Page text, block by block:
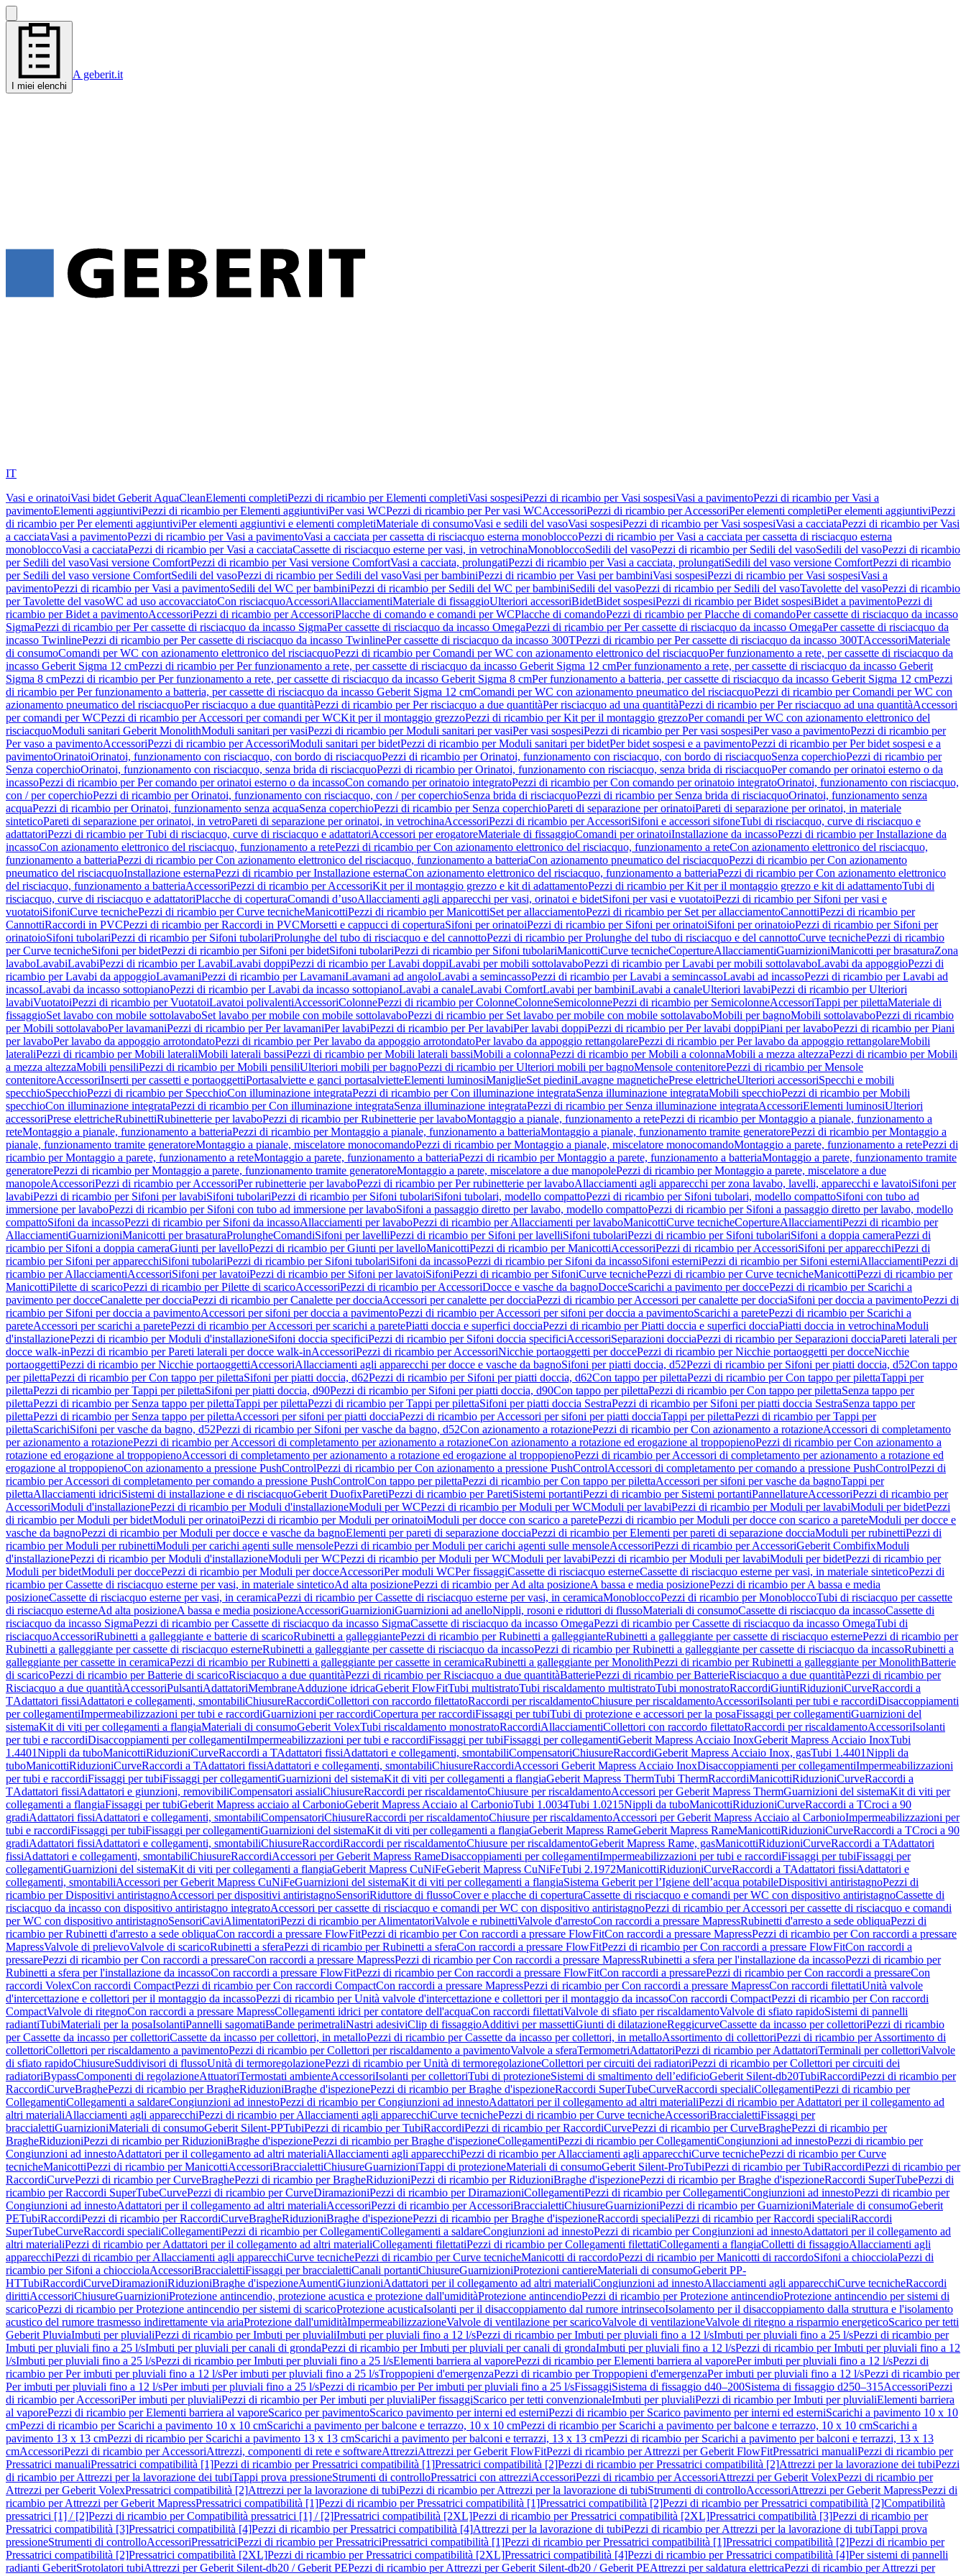
I miei elenchi
A geberit.it
IT
Vasi e orinatoiVasi bidet Geberit AquaCleanElementi completiPezzi di ricambio per Elementi completiVasi sospesiPezzi di ricambio per Vasi sospesiVasi a pavimentoPezzi di ricambio per Vasi a
pavimentoElementi aggiuntiviPezzi di ricambio per Elementi aggiuntiviPer vasi WCPezzi di ricambio per Per vasi WCAccessoriPezzi di ricambio per AccessoriPer elementi completiPer elementi aggiuntiviPezzi
di ricambio per Per elementi aggiuntiviPer elementi aggiuntivi e elementi completiMateriale di consumoVasi e sedili del vasoVasi sospesiPezzi di ricambio per Vasi sospesiVasi a cacciataPezzi di ricambio per Vasi
a cacciataVasi a pavimentoPezzi di ricambio per Vasi a pavimentoVasi a cacciata per cassetta di risciacquo esterna monobloccoPezzi di ricambio per Vasi a cacciata per cassetta di risciacquo esterna
monobloccoVasi a cacciataPezzi di ricambio per Vasi a cacciataCassette di risciacquo esterne per vasi, in vetrochinaMonobloccoSedili del vasoPezzi di ricambio per Sedili del vasoSedili del vasoPezzi di ricambio
per Sedili del vasoVasi versione ComfortPezzi di ricambio per Vasi versione ComfortVasi a cacciata, prolungatiPezzi di ricambio per Vasi a cacciata, prolungatiSedili del vaso versione ComfortPezzi di ricambio
per Sedili del vaso versione ComfortSedili del vasoPezzi di ricambio per Sedili del vasoVasi per bambiniPezzi di ricambio per Vasi per bambiniVasi sospesiPezzi di ricambio per Vasi sospesiVasi a
pavimentoPezzi di ricambio per Vasi a pavimentoSedili del WC per bambiniPezzi di ricambio per Sedili del WC per bambiniSedili del vasoPezzi di ricambio per Sedili del vasoTavolette del vasoPezzi di ricambio
per Tavolette del vasoWC ad uso accovacciatoCon risciacquoAccessoriAllacciamentiMateriale di fissaggioUlteriori accessoriBidetBidet sospesiPezzi di ricambio per Bidet sospesiBidet a pavimentoPezzi di
ricambio per Bidet a pavimentoAccessoriPezzi di ricambio per AccessoriPlacche di comando e comandi per WCPlacche di comandoPezzi di ricambio per Placche di comandoPer cassette di risciacquo da incasso
SigmaPezzi di ricambio per Per cassette di risciacquo da incasso SigmaPer cassette di risciacquo da incasso OmegaPezzi di ricambio per Per cassette di risciacquo da incasso OmegaPer cassette di risciacquo da
incasso TwinlinePezzi di ricambio per Per cassette di risciacquo da incasso TwinlinePer cassette di risciacquo da incasso 300TPezzi di ricambio per Per cassette di risciacquo da incasso 300TAccessoriMateriale
di consumoComandi per WC con azionamento elettronico del risciacquoPezzi di ricambio per Comandi per WC con azionamento elettronico del risciacquoPer funzionamento a rete, per cassette di risciacquo da
incasso Geberit Sigma 12 cmPezzi di ricambio per Per funzionamento a rete, per cassette di risciacquo da incasso Geberit Sigma 12 cmPer funzionamento a rete, per cassette di risciacquo da incasso Geberit
Sigma 8 cmPezzi di ricambio per Per funzionamento a rete, per cassette di risciacquo da incasso Geberit Sigma 8 cmPer funzionamento a batteria, per cassette di risciacquo da incasso Geberit Sigma 12 cmPezzi
di ricambio per Per funzionamento a batteria, per cassette di risciacquo da incasso Geberit Sigma 12 cmComandi per WC con azionamento pneumatico del risciacquoPezzi di ricambio per Comandi per WC con
azionamento pneumatico del risciacquoPer risciacquo a due quantitàPezzi di ricambio per Per risciacquo a due quantitàPer risciacquo ad una quantitàPezzi di ricambio per Per risciacquo ad una quantitàAccessori
per comandi per WCPezzi di ricambio per Accessori per comandi per WCKit per il montaggio grezzoPezzi di ricambio per Kit per il montaggio grezzoPer comandi per WC con azionamento elettronico del
risciacquoModuli sanitari Geberit MonolithModuli sanitari per vasiPezzi di ricambio per Moduli sanitari per vasiPer vasi sospesiPezzi di ricambio per Per vasi sospesiPer vaso a pavimentoPezzi di ricambio per
Per vaso a pavimentoAccessoriPezzi di ricambio per AccessoriModuli sanitari per bidetPezzi di ricambio per Moduli sanitari per bidetPer bidet sospesi e a pavimentoPezzi di ricambio per Per bidet sospesi e a
pavimentoOrinatoiOrinatoi, funzionamento con risciacquo, con bordo di risciacquoPezzi di ricambio per Orinatoi, funzionamento con risciacquo, con bordo di risciacquoSenza coperchioPezzi di ricambio per
Senza coperchioOrinatoi, funzionamento con risciacquo, senza brida di risciacquoPezzi di ricambio per Orinatoi, funzionamento con risciacquo, senza brida di risciacquoPer comando per orinatoi esterno o da
incassoPezzi di ricambio per Per comando per orinatoi esterno o da incassoCon comando per orinatoio integratoPezzi di ricambio per Con comando per orinatoio integratoOrinatoi, funzionamento con risciacquo,
con / per coperchioPezzi di ricambio per Orinatoi, funzionamento con risciacquo, con / per coperchioSenza brida di risciacquoPezzi di ricambio per Senza brida di risciacquoOrinatoi, funzionamento senza
acquaPezzi di ricambio per Orinatoi, funzionamento senza acquaSenza coperchioPezzi di ricambio per Senza coperchioPareti di separazione per orinatoiPareti di separazione per orinatoi, in materiale
sinteticoPareti di separazione per orinatoi, in vetroPareti di separazione per orinatoi, in vetrochinaAccessoriPezzi di ricambio per AccessoriSifoni e accessori sifoneTubi di risciacquo, curve di risciacquo e
adattatoriPezzi di ricambio per Tubi di risciacquo, curve di risciacquo e adattatoriAccessori per erogatoreMateriale di fissaggioComandi per orinatoiInstallazione da incassoPezzi di ricambio per Installazione da
incassoCon azionamento elettronico del risciacquo, funzionamento a retePezzi di ricambio per Con azionamento elettronico del risciacquo, funzionamento a reteCon azionamento elettronico del risciacquo,
funzionamento a batteriaPezzi di ricambio per Con azionamento elettronico del risciacquo, funzionamento a batteriaCon azionamento pneumatico del risciacquoPezzi di ricambio per Con azionamento
pneumatico del risciacquoInstallazione esternaPezzi di ricambio per Installazione esternaCon azionamento elettronico del risciacquo, funzionamento a batteriaPezzi di ricambio per Con azionamento elettronico
del risciacquo, funzionamento a batteriaAccessoriPezzi di ricambio per AccessoriKit per il montaggio grezzo e kit di adattamentoPezzi di ricambio per Kit per il montaggio grezzo e kit di adattamentoTubi di
risciacquo, curve di risciacquo e adattatoriPlacche di coperturaComandi d’usoAllacciamenti agli apparecchi per vasi, orinatoi e bidetSifoni per vasi e vuotatoiPezzi di ricambio per Sifoni per vasi e
vuotatoiSifoniCurve tecnichePezzi di ricambio per Curve tecnicheManicottiPezzi di ricambio per ManicottiSet per allacciamentoPezzi di ricambio per Set per allacciamentoCannottiPezzi di ricambio per
CannottiRaccordi in PVCPezzi di ricambio per Raccordi in PVCMorsetti e cappucci di coperturaSifoni per orinatoiPezzi di ricambio per Sifoni per orinatoiSifoni per orinatoioPezzi di ricambio per Sifoni per
orinatoioSifoni tubolariPezzi di ricambio per Sifoni tubolariProlunghe del tubo di risciacquo e del cannottoPezzi di ricambio per Prolunghe del tubo di risciacquo e del cannottoCurve tecnichePezzi di ricambio
per Curve tecnicheSifoni per bidetPezzi di ricambio per Sifoni per bidetSifoni tubolariPezzi di ricambio per Sifoni tubolariManicottiCurve tecnicheCopertureAllacciamentiGuarnizioniManicotti per brasaturaZona
lavaboLavabiLavabiPezzi di ricambio per LavabiLavabi doppiPezzi di ricambio per Lavabi doppiLavabi per mobili sottolavaboPezzi di ricambio per Lavabi per mobili sottolavaboLavabi da appoggioPezzi di
ricambio per Lavabi da appoggioLavamaniPezzi di ricambio per LavamaniLavamani ad angoloLavabi a semincassoPezzi di ricambio per Lavabi a semincassoLavabi ad incassoPezzi di ricambio per Lavabi ad
incassoLavabi da incasso sottopianoPezzi di ricambio per Lavabi da incasso sottopianoLavabi a canaleLavabi ComfortLavabi per bambiniLavabi a canaleUlteriori lavabiPezzi di ricambio per Ulteriori
lavabiVuotatoiPezzi di ricambio per VuotatoiLavatoi polivalentiAccessoriColonnePezzi di ricambio per ColonneColonneSemicolonnePezzi di ricambio per SemicolonneAccessoriTappi per pilettaMateriale di
fissaggioSet lavabo con mobile sottolavaboSet lavabo per mobile con mobile sottolavaboPezzi di ricambio per Set lavabo per mobile con mobile sottolavaboMobili per bagnoMobili sottolavaboPezzi di ricambio
per Mobili sottolavaboPer lavamaniPezzi di ricambio per Per lavamaniPer lavabiPezzi di ricambio per Per lavabiPer lavabi doppiPezzi di ricambio per Per lavabi doppiPiani per lavaboPezzi di ricambio per Piani
per lavaboPer lavabo da appoggio arrotondatoPezzi di ricambio per Per lavabo da appoggio arrotondatoPer lavabo da appoggio rettangolarePezzi di ricambio per Per lavabo da appoggio rettangolareMobili
lateraliPezzi di ricambio per Mobili lateraliMobili laterali bassiPezzi di ricambio per Mobili laterali bassiMobili a colonnaPezzi di ricambio per Mobili a colonnaMobili a mezza altezzaPezzi di ricambio per Mobili
a mezza altezzaMobili pensiliPezzi di ricambio per Mobili pensiliUlteriori mobili per bagnoPezzi di ricambio per Ulteriori mobili per bagnoMensole contenitorePezzi di ricambio per Mensole
contenitoreAccessoriInserti per cassetti e portaoggettiPortasalviette e ganci portasalvietteElementi luminosiManiglieSet piediniLavagne magnetichePrese elettricheUlteriori accessoriSpecchi e mobili
specchioSpecchioPezzi di ricambio per SpecchioCon illuminazione integrataPezzi di ricambio per Con illuminazione integrataSenza illuminazione integrataMobili specchioPezzi di ricambio per Mobili
specchioCon illuminazione integrataPezzi di ricambio per Con illuminazione integrataSenza illuminazione integrataPezzi di ricambio per Senza illuminazione integrataAccessoriElementi luminosiUlteriori
accessoriPrese elettricheRubinettiRubinetterie per lavaboPezzi di ricambio per Rubinetterie per lavaboMontaggio a pianale, funzionamento a retePezzi di ricambio per Montaggio a pianale, funzionamento a
reteMontaggio a pianale, funzionamento a batteriaPezzi di ricambio per Montaggio a pianale, funzionamento a batteriaMontaggio a pianale, funzionamento tramite generatorePezzi di ricambio per Montaggio a
pianale, funzionamento tramite generatoreMontaggio a pianale, miscelatore monocomandoPezzi di ricambio per Montaggio a pianale, miscelatore monocomandoMontaggio a parete, funzionamento a retePezzi di
ricambio per Montaggio a parete, funzionamento a reteMontaggio a parete, funzionamento a batteriaPezzi di ricambio per Montaggio a parete, funzionamento a batteriaMontaggio a parete, funzionamento tramite
generatorePezzi di ricambio per Montaggio a parete, funzionamento tramite generatoreMontaggio a parete, miscelatore a due manopolePezzi di ricambio per Montaggio a parete, miscelatore a due
manopoleAccessoriPezzi di ricambio per AccessoriPer rubinetterie per lavaboPezzi di ricambio per Per rubinetterie per lavaboAllacciamenti agli apparecchi per zona lavabo, lavelli, apparecchi e lavatoiSifoni per
lavabiPezzi di ricambio per Sifoni per lavabiSifoni tubolariPezzi di ricambio per Sifoni tubolariSifoni tubolari, modello compattoPezzi di ricambio per Sifoni tubolari, modello compattoSifoni con tubo ad
immersione per lavaboPezzi di ricambio per Sifoni con tubo ad immersione per lavaboSifoni a passaggio diretto per lavabo, modello compattoPezzi di ricambio per Sifoni a passaggio diretto per lavabo, modello
compattoSifoni da incassoPezzi di ricambio per Sifoni da incassoAllacciamenti per lavaboPezzi di ricambio per Allacciamenti per lavaboManicottiCurve tecnicheCopertureAllacciamentiPezzi di ricambio per
AllacciamentiGuarnizioniManicotti per brasaturaProlungheComandiSifoni per lavelliPezzi di ricambio per Sifoni per lavelliSifoni tubolariPezzi di ricambio per Sifoni tubolariSifoni a doppia cameraPezzi di
ricambio per Sifoni a doppia cameraGiunti per lavelloPezzi di ricambio per Giunti per lavelloManicottiPezzi di ricambio per ManicottiAccessoriPezzi di ricambio per AccessoriSifoni per apparecchiPezzi di
ricambio per Sifoni per apparecchiSifoni tubolariPezzi di ricambio per Sifoni tubolariSifoni da incassoPezzi di ricambio per Sifoni da incassoSifoni esterniPezzi di ricambio per Sifoni esterniAllacciamentiPezzi di
ricambio per AllacciamentiAccessoriSifoni per lavatoiPezzi di ricambio per Sifoni per lavatoiSifoniPezzi di ricambio per SifoniCurve tecnichePezzi di ricambio per Curve tecnicheManicottiPezzi di ricambio per
ManicottiPilette di scaricoPezzi di ricambio per Pilette di scaricoAccessoriPezzi di ricambio per AccessoriDocce e vasche da bagnoDocceScarichi a pavimento per doccePezzi di ricambio per Scarichi a
pavimento per docceCanalette per docciaPezzi di ricambio per Canalette per docciaAccessori per canalette per docciaPezzi di ricambio per Accessori per canalette per docciaSifoni per doccia a pavimentoPezzi di
ricambio per Sifoni per doccia a pavimentoAccessori per sifoni per doccia a pavimentoPezzi di ricambio per Accessori per sifoni per doccia a pavimentoScarichi a paretePezzi di ricambio per Scarichi a
pareteAccessori per scarichi a paretePezzi di ricambio per Accessori per scarichi a paretePiatti doccia e superfici docciaPezzi di ricambio per Piatti doccia e superfici docciaPiatti doccia in vetrochinaModuli
d'installazionePezzi di ricambio per Moduli d'installazioneSifoni doccia specificiPezzi di ricambio per Sifoni doccia specificiAccessoriSeparazioni docciaPezzi di ricambio per Separazioni docciaPareti laterali per
docce walk-inPezzi di ricambio per Pareti laterali per docce walk-inAccessoriPezzi di ricambio per AccessoriNicchie portaoggetti per doccePezzi di ricambio per Nicchie portaoggetti per docceNicchie
portaoggettiPezzi di ricambio per Nicchie portaoggettiAccessoriAllacciamenti agli apparecchi per docce e vasche da bagnoSifoni per piatti doccia, d52Pezzi di ricambio per Sifoni per piatti doccia, d52Con tappo
per pilettaPezzi di ricambio per Con tappo per pilettaSifoni per piatti doccia, d62Pezzi di ricambio per Sifoni per piatti doccia, d62Con tappo per pilettaPezzi di ricambio per Con tappo per pilettaTappi per
pilettaPezzi di ricambio per Tappi per pilettaSifoni per piatti doccia, d90Pezzi di ricambio per Sifoni per piatti doccia, d90Con tappo per pilettaPezzi di ricambio per Con tappo per pilettaSenza tappo per
pilettaPezzi di ricambio per Senza tappo per pilettaTappi per pilettaPezzi di ricambio per Tappi per pilettaSifoni per piatti doccia SestraPezzi di ricambio per Sifoni per piatti doccia SestraSenza tappo per
pilettaPezzi di ricambio per Senza tappo per pilettaAccessori per sifoni per piatti docciaPezzi di ricambio per Accessori per sifoni per piatti docciaTappi per pilettaPezzi di ricambio per Tappi per
pilettaScarichiSifoni per vasche da bagno, d52Pezzi di ricambio per Sifoni per vasche da bagno, d52Con azionamento a rotazionePezzi di ricambio per Con azionamento a rotazioneAccessori di completamento
per azionamento a rotazionePezzi di ricambio per Accessori di completamento per azionamento a rotazioneCon azionamento a rotazione ed erogazione al troppopienoPezzi di ricambio per Con azionamento a
rotazione ed erogazione al troppopienoAccessori di completamento per azionamento a rotazione ed erogazione al troppopienoPezzi di ricambio per Accessori di completamento per azionamento a rotazione ed
erogazione al troppopienoCon azionamento a pressione PushControlPezzi di ricambio per Con azionamento a pressione PushControlAccessori di completamento per comando a pressione PushControlPezzi di
ricambio per Accessori di completamento per comando a pressione PushControlCon tappo per pilettaPezzi di ricambio per Con tappo per pilettaAccessori per sifoni per vasche da bagnoTappi per
pilettaAllacciamenti idriciSistemi di installazione e di risciacquoGeberit DuofixParetiPezzi di ricambio per ParetiSistemi portantiPezzi di ricambio per Sistemi portantiPannellatureAccessoriPezzi di ricambio per
AccessoriModuli d'installazionePezzi di ricambio per Moduli d'installazioneModuli per WCPezzi di ricambio per Moduli per WCModuli per lavabiPezzi di ricambio per Moduli per lavabiModuli per bidetPezzi
di ricambio per Moduli per bidetModuli per orinatoiPezzi di ricambio per Moduli per orinatoiModuli per docce con scarico a paretePezzi di ricambio per Moduli per docce con scarico a pareteModuli per docce e
vasche da bagnoPezzi di ricambio per Moduli per docce e vasche da bagnoElementi per pareti di separazione docciaPezzi di ricambio per Elementi per pareti di separazione docciaModuli per rubinettiPezzi di
ricambio per Moduli per rubinettiModuli per carichi agenti sulle mensolePezzi di ricambio per Moduli per carichi agenti sulle mensoleAccessoriPezzi di ricambio per AccessoriGeberit CombifixModuli
d'installazionePezzi di ricambio per Moduli d'installazioneModuli per WCPezzi di ricambio per Moduli per WCModuli per lavabiPezzi di ricambio per Moduli per lavabiModuli per bidetPezzi di ricambio per
Moduli per bidetModuli per doccePezzi di ricambio per Moduli per docceAccessoriPer moduli WCPer fissaggiCassette di risciacquo esterneCassette di risciacquo esterne per vasi, in materiale sinteticoPezzi di
ricambio per Cassette di risciacquo esterne per vasi, in materiale sinteticoAd alta posizionePezzi di ricambio per Ad alta posizioneA bassa e media posizionePezzi di ricambio per A bassa e media
posizioneCassette di risciacquo esterne per vasi, in ceramicaPezzi di ricambio per Cassette di risciacquo esterne per vasi, in ceramicaMonobloccoPezzi di ricambio per MonobloccoTubi di risciacquo per cassette
di risciacquo esterneAd alta posizioneA bassa e media posizioneAccessoriGuarnizioniGuarnizioni ad anelloNippli, rosoni e riduttori di flussoMateriali di consumoCassette di risciacquo da incassoCassette di
risciacquo da incasso SigmaPezzi di ricambio per Cassette di risciacquo da incasso SigmaCassette di risciacquo da incasso OmegaPezzi di ricambio per Cassette di risciacquo da incasso OmegaTubi di
risciacquoAccessoriRubinetti a galleggiante e batterie di scaricoRubinetti a galleggiantePezzi di ricambio per Rubinetti a galleggianteRubinetti a galleggiante per cassette di risciacquo esternePezzi di ricambio per
Rubinetti a galleggiante per cassette di risciacquo esterneRubinetti a galleggiante per cassette di risciacquo da incassoPezzi di ricambio per Rubinetti a galleggiante per cassette di risciacquo da incassoRubinetti a
galleggiante per cassette in ceramicaPezzi di ricambio per Rubinetti a galleggiante per cassette in ceramicaRubinetti a galleggiante per MonolithPezzi di ricambio per Rubinetti a galleggiante per MonolithBatterie
di scaricoPezzi di ricambio per Batterie di scaricoRisciacquo a due quantitàPezzi di ricambio per Risciacquo a due quantitàBatteriePezzi di ricambio per BatterieRisciacquo a due quantitàPezzi di ricambio per
Risciacquo a due quantitàAccessoriPulsantiAdattatoriMembraneAdduzione idricaGeberit FlowFitTubi multistratoTubi riscaldamento multistratoTubi monostratoRaccordiGiuntiRiduzioniCurveRaccordi a
TAdattatori fissiAdattatori e collegamenti, smontabiliChiusureRaccordiCollettori con raccordo filettatoRaccordi per riscaldamentoChiusure per riscaldamentoAccessoriIsolanti per tubi e raccordiDisaccoppiamenti
per collegamentiImpermeabilizzazioni per tubi e raccordiGuarnizioni per raccordiCopertura per raccordiFissaggi per tubiTubi di protezione e accessori per la posaFissaggi per collegamentiGuarnizioni del
sistemaKit di viti per collegamenti a flangiaMateriali di consumoGeberit VolexTubi riscaldamento monostratoRaccordiAllacciamentiCollettori con raccordo filettatoRaccordi per riscaldamentoAccessoriIsolanti
per tubi e raccordiDisaccoppiamenti per collegamentiImpermeabilizzazioni per tubi e raccordiFissaggi per tubiFissaggi per collegamentiGeberit Mapress Acciaio InoxGeberit Mapress Acciaio InoxTubi
1.4401Nippli da tuboManicottiRiduzioniCurveRaccordi a TAdattatori fissiAdattatori e collegamenti, smontabiliCompensatoriChiusureRaccordiGeberit Mapress Acciaio Inox, gasTubi 1.4401Nippli da
tuboManicottiRiduzioniCurveRaccordi a TAdattatori fissiAdattatori e collegamenti, smontabiliChiusureRaccordiAccessori Geberit Mapress Acciaio InoxDisaccoppiamenti per collegamentiImpermeabilizzazioni
per tubi e raccordiFissaggi per tubiFissaggi per collegamentiGuarnizioni del sistemaKit di viti per collegamenti a flangiaGeberit Mapress ThermTubi ThermRaccordiManicottiRiduzioniCurveRaccordi a
TAdattatori fissiAdattatori e giunzioni, removibiliCompensatori assialiChiusureRaccordi per riscaldamentoChiusure per riscaldamentoAccessori per Geberit Mapress ThermGuarnizioni del sistemaKit di viti per
collegamenti a flangiaFissaggi per tubiGeberit Mapress acciaio al CarbonioGeberit Mapress Acciaio al CarbonioTubi 1.0034Tubi 1.0215Nippli da tuboManicottiRiduzioniCurveRaccordi a TCroci a 90
gradiAdattatori fissiAdattatori e collegamenti, smontabiliCompensatoriChiusureRaccordi per riscaldamentoChiusure per riscaldamentoAccessori per Geberit Mapress Acciaio al CarbonioImpermeabilizzazioni per
tubi e raccordiFissaggi per tubiFissaggi per collegamentiGuarnizioni del sistemaKit di viti per collegamenti a flangiaGeberit Mapress RameGeberit Mapress RameManicottiRiduzioniCurveRaccordi a TCroci a 90
gradiAdattatori fissiAdattatori e collegamenti, smontabiliChiusureRaccordiRaccordi per riscaldamentoChiusure per riscaldamentoGeberit Mapress Rame, gasManicottiRiduzioniCurveRaccordi a TAdattatori
fissiAdattatori e collegamenti, smontabiliChiusureRaccordiAccessori per Geberit Mapress RameDisaccoppiamenti per collegamentiImpermeabilizzazioni per tubi e raccordiFissaggi per tubiFissaggi per
collegamentiGuarnizioni del sistemaKit di viti per collegamenti a flangiaGeberit Mapress CuNiFeGeberit Mapress CuNiFeTubi 2.1972ManicottiRiduzioniCurveRaccordi a TAdattatori fissiAdattatori e
collegamenti, smontabiliAccessori per Geberit Mapress CuNiFeGuarnizioni del sistemaKit di viti per collegamenti a flangiaSistema Geberit per l’Igiene dell’acqua potabileDispositivi antiristagnoPezzi di
ricambio per Dispositivi antiristagnoAccessori per dispositivi antiristagnoSensoriRiduttore di flussoCover e placche di coperturaCassette di risciacquo e comandi per WC con dispositivo antiristagnoCassette di
risciacquo da incasso con dispositivo antiristagno integratoAccessori per cassette di risciacquo e comandi per WC con dispositivo antiristagnoPezzi di ricambio per Accessori per cassette di risciacquo e comandi
per WC con dispositivo antiristagnoSensoriCaviAlimentatoriPezzi di ricambio per AlimentatoriValvole e rubinettiValvole d'arrestoCon raccordi a pressare MapressRubinetti d'arresto a sede obliquaPezzi di
ricambio per Rubinetti d'arresto a sede obliquaCon raccordi a pressare FlowFitPezzi di ricambio per Con raccordi a pressare FlowFitCon raccordi a pressare MapressPezzi di ricambio per Con raccordi a pressare
MapressValvole di prelievoValvole di scaricoRubinetti a sferaPezzi di ricambio per Rubinetti a sferaCon raccordi a pressare FlowFitPezzi di ricambio per Con raccordi a pressare FlowFitCon raccordi a
pressarePezzi di ricambio per Con raccordi a pressareCon raccordi a pressare MapressPezzi di ricambio per Con raccordi a pressare MapressRubinetti a sfera per l'installazione da incassoPezzi di ricambio per
Rubinetti a sfera per l'installazione da incassoCon raccordi a pressare FlowFitPezzi di ricambio per Con raccordi a pressare FlowFitCon raccordi a pressarePezzi di ricambio per Con raccordi a pressareCon
raccordi VolexCon raccordi CompactPezzi di ricambio per Con raccordi CompactCon raccordi a pressare MapressPezzi di ricambio per Con raccordi a pressare MapressCon raccordi filettatiUnità valvole
d'intercettazione e collettori per il montaggio da incassoPezzi di ricambio per Unità valvole d'intercettazione e collettori per il montaggio da incassoCon raccordi CompactPezzi di ricambio per Con raccordi
CompactValvole di ritegnoCon raccordi a pressare MapressCollegamenti idrici per contatore dell'acquaCon raccordi filettatiValvole di sfiato per riscaldamentoValvole di sfiato rapidoSistemi di pannelli
radiantiTubiMateriali per la posaIsolantiPannelli sagomatiBande perimetraliNastri adesiviClip di fissaggioAdditivi per massettiGiunti di dilatazioneReggicurveCassette da incasso per collettoriPezzi di ricambio
per Cassette da incasso per collettoriCassette da incasso per collettori, in metalloPezzi di ricambio per Cassette da incasso per collettori, in metalloAssortimento di collettoriPezzi di ricambio per Assortimento di
collettoriCollettori per riscaldamento a pavimentoPezzi di ricambio per Collettori per riscaldamento a pavimentoValvole a sferaTermometriAdattatoriPezzi di ricambio per AdattatoriTerminali per collettoriValvole
di sfiato rapidoChiusureSuddivisori di flussoUnità di termoregolazionePezzi di ricambio per Unità di termoregolazioneCollettori per circuiti dei radiatoriPezzi di ricambio per Collettori per circuiti dei
radiatoriBypassComponenti di regolazioneAttuatoriTermostati ambienteAccessoriIsolanti per collettoriTubi di protezioneSistemi di smaltimento dell’edificioGeberit Silent-db20TubiRaccordiPezzi di ricambio per
RaccordiCurveBraghePezzi di ricambio per BragheRiduzioniBraghe d'ispezionePezzi di ricambio per Braghe d'ispezioneRaccordi SuperTubeCurveRaccordi specialiCollegamentiPezzi di ricambio per
CollegamentiCollegamenti a saldareCongiunzioni ad innestoPezzi di ricambio per Congiunzioni ad innestoAdattatori per il collegamento ad altri materialiPezzi di ricambio per Adattatori per il collegamento ad
altri materialiAllacciamenti agli apparecchiPezzi di ricambio per Allacciamenti agli apparecchiCurve tecnichePezzi di ricambio per Curve tecnicheAccessoriBraccialettiFissaggi per
braccialettiGuarnizioniMateriali di consumoGeberit Silent-PPTubiPezzi di ricambio per TubiRaccordiPezzi di ricambio per RaccordiCurvePezzi di ricambio per CurveBraghePezzi di ricambio per
BragheRiduzioniPezzi di ricambio per RiduzioniBraghe d'ispezionePezzi di ricambio per Braghe d'ispezioneCollegamentiPezzi di ricambio per CollegamentiCongiunzioni ad innestoPezzi di ricambio per
Congiunzioni ad innestoAdattatori per il collegamento ad altri materialiAllacciamenti agli apparecchiPezzi di ricambio per Allacciamenti agli apparecchiCurve tecnichePezzi di ricambio per Curve
tecnicheManicottiPezzi di ricambio per ManicottiAccessoriBraccialettiChiusureGuarnizioniTappi di protezioneMateriali di consumoGeberit Silent-ProTubiPezzi di ricambio per TubiRaccordiPezzi di ricambio per
RaccordiCurvePezzi di ricambio per CurveBraghePezzi di ricambio per BragheRiduzioniPezzi di ricambio per RiduzioniBraghe d'ispezionePezzi di ricambio per Braghe d'ispezioneRaccordi SuperTubePezzi di
ricambio per Raccordi SuperTubeCurvePezzi di ricambio per CurveDiramazioniPezzi di ricambio per DiramazioniCollegamentiPezzi di ricambio per CollegamentiCongiunzioni ad innestoPezzi di ricambio per
Congiunzioni ad innestoAdattatori per il collegamento ad altri materialiAccessoriPezzi di ricambio per AccessoriBraccialettiChiusureGuarnizioniPezzi di ricambio per GuarnizioniMateriale di consumoGeberit
PETubiRaccordiPezzi di ricambio per RaccordiCurveBragheRiduzioniBraghe d'ispezionePezzi di ricambio per Braghe d'ispezioneRaccordi specialiPezzi di ricambio per Raccordi specialiRaccordi
SuperTubeCurveRaccordi specialiCollegamentiPezzi di ricambio per CollegamentiCollegamenti a saldareCongiunzioni ad innestoPezzi di ricambio per Congiunzioni ad innestoAdattatori per il collegamento ad
altri materialiPezzi di ricambio per Adattatori per il collegamento ad altri materialiCollegamenti filettatiPezzi di ricambio per Collegamenti filettatiCollegamenti a flangiaColletti di fissaggioAllacciamenti agli
apparecchiPezzi di ricambio per Allacciamenti agli apparecchiCurve tecnichePezzi di ricambio per Curve tecnicheManicotti di raccordoPezzi di ricambio per Manicotti di raccordoSifoni a chiocciolaPezzi di
ricambio per Sifoni a chiocciolaAccessoriBraccialettiFissaggi per braccialettiCanali portantiChiusureGuarnizioniProtezioni cantiereMateriali di consumoGeberit PP-
HTTubiRaccordiCurveDiramazioniRiduzioniBraghe d'ispezioneAumentiGiunzioniAdattatori per il collegamento ad altri materialiCongiunzioni ad innestoAllacciamenti agli apparecchiCurve tecnicheRaccordi
dirittiAccessoriChiusureGuarnizioniProtezione antincendio, protezione acustica e protezione dall'umiditàProtezione antincendioPezzi di ricambio per Protezione antincendioProtezione antincendio per sistemi di
scaricoPezzi di ricambio per Protezione antincendio per sistemi di scaricoProtezione acusticaIsolanti per il disaccoppiamento dal rumore intrinsecoIsolamento per il disaccoppiamento dalla struttura e l'isolamento
acustico del rumore trasmesso indirettamente via ariaProtezione dall'umiditàImpermeabilizzazioneValvole di ventilazione per scaricoValvole di ventilazioneValvole di ritegno a risparmio energeticoScarico per tetti
Geberit PluviaImbuti per pluvialiPezzi di ricambio per Imbuti per pluvialiImbuti per pluviali fino a 12 l/sPezzi di ricambio per Imbuti per pluviali fino a 12 l/sImbuti per pluviali fino a 25 l/sPezzi di ricambio per
Imbuti per pluviali fino a 25 l/sImbuti per pluviali per canali di grondaPezzi di ricambio per Imbuti per pluviali per canali di grondaImbuti per pluviali fino a 12 l/sPezzi di ricambio per Imbuti per pluviali fino a 12
l/sImbuti per pluviali fino a 25 l/sPezzi di ricambio per Imbuti per pluviali fino a 25 l/sElementi barriera al vaporePezzi di ricambio per Elementi barriera al vaporePer imbuti per pluviali fino a 12 l/sPezzi di
ricambio per Per imbuti per pluviali fino a 12 l/sPer imbuti per pluviali fino a 25 l/sTroppopieni d'emergenzaPezzi di ricambio per Troppopieni d'emergenzaPer imbuti per pluviali fino a 12 l/sPezzi di ricambio per
Per imbuti per pluviali fino a 12 l/sPer imbuti per pluviali fino a 25 l/sPezzi di ricambio per Per imbuti per pluviali fino a 25 l/sFissaggiSistema di fissaggio d40–200Sistema di fissaggio d250–315AccessoriPezzi
di ricambio per AccessoriPer imbuti per pluvialiPezzi di ricambio per Per imbuti per pluvialiPer fissaggiScarico per tetti convenzionaleImbuti per pluvialiPezzi di ricambio per Imbuti per pluvialiElementi barriera
al vaporePezzi di ricambio per Elementi barriera al vaporeScarico per pavimentoScarico pavimento per interni ed esterniPezzi di ricambio per Scarico pavimento per interni ed esterniScarichi a pavimento 10 x 10
cmPezzi di ricambio per Scarichi a pavimento 10 x 10 cmScarichi a pavimento per balcone e terrazzo, 10 x 10 cmPezzi di ricambio per Scarichi a pavimento per balcone e terrazzo, 10 x 10 cmScarichi a
pavimento 13 x 13 cmPezzi di ricambio per Scarichi a pavimento 13 x 13 cmScarichi a pavimento per balconi e terrazzi, 13 x 13 cmPezzi di ricambio per Scarichi a pavimento per balconi e terrazzi, 13 x 13
cmAccessoriPezzi di ricambio per AccessoriAttrezzi, componenti di rete e softwareAttrezziAttrezzi per Geberit FlowFitPezzi di ricambio per Attrezzi per Geberit FlowFitPressatrici manualiPezzi di ricambio per
Pressatrici manualiPressatrici compatibilità [1]Pezzi di ricambio per Pressatrici compatibilità [1]Pressatrici compatibilità [2]Pezzi di ricambio per Pressatrici compatibilità [2]Attrezzi per la lavorazione dei tubiPezzi
di ricambio per Attrezzi per la lavorazione dei tubiTappi prova pressioneStrumenti di controlloPressatrici con attrezziAccessoriPezzi di ricambio per AccessoriAttrezzi per Geberit VolexPezzi di ricambio per
Attrezzi per Geberit VolexPressatrici compatibilità [2]Attrezzi per la lavorazione di tubiPezzi di ricambio per Attrezzi per la lavorazione di tubiStrumenti di controlloAccessoriAttrezzi per Geberit MapressPezzi di
ricambio per Attrezzi per Geberit MapressPressatrici compatibilità [1]Pezzi di ricambio per Pressatrici compatibilità [1]Pressatrici compatibilità [2]Pezzi di ricambio per Pressatrici compatibilità [2]Compatibilità
pressatrici [1] / [2]Pezzi di ricambio per Compatibilità pressatrici [1] / [2]Pressatrici compatibilità [2XL]Pezzi di ricambio per Pressatrici compatibilità [2XL]Pressatrici compatibilità [3]Pezzi di ricambio per
Pressatrici compatibilità [3]Pressatrici compatibilità [4]Pezzi di ricambio per Pressatrici compatibilità [4]Attrezzi per la lavorazione di tubiPezzi di ricambio per Attrezzi per la lavorazione di tubiTappi prova
pressioneStrumenti di controlloAccessoriPressatriciPezzi di ricambio per PressatriciPressatrici compatibilità [1]Pezzi di ricambio per Pressatrici compatibilità [1]Pressatrici compatibilità [2]Pezzi di ricambio per
Pressatrici compatibilità [2]Pressatrici compatibilità [2XL]Pezzi di ricambio per Pressatrici compatibilità [2XL]Pressatrici compatibilità [4]Pezzi di ricambio per Pressatrici compatibilità [4]Per sistemi di pannelli
radianti GeberitSrotolatori tubiAttrezzi per Geberit Silent-db20 / Geberit PEPezzi di ricambio per Attrezzi per Geberit Silent-db20 / Geberit PEAttrezzi per saldatura elettricaPezzi di ricambio per Attrezzi per